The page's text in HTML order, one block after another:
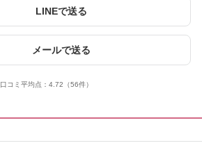
LINEで送る
メールで送る
口コミ平均点： 4.72 （56件）